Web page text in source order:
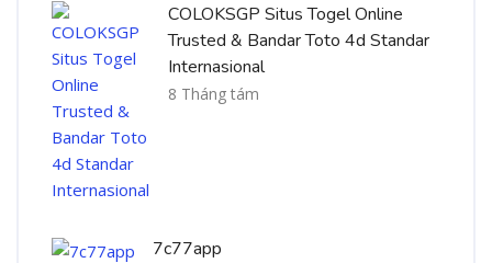
COLOKSGP Situs Togel Online
Trusted & Bandar Toto 4d Standar
Internasional
8 Tháng tám
7c77app